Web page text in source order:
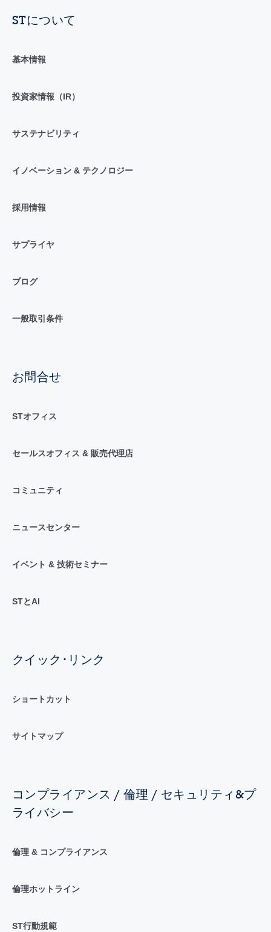
STについて
基本情報
投資家情報（IR）
サステナビリティ
イノベーション & テクノロジー
採用情報
サプライヤ
ブログ
一般取引条件
お問合せ
STオフィス
セールスオフィス & 販売代理店
コミュニティ
ニュースセンター
イベント & 技術セミナー
STとAI
クイック･リンク
ショートカット
サイトマップ
コンプライアンス / 倫理 / セキュリティ&プ
ライバシー
倫理 & コンプライアンス
倫理ホットライン
ST行動規範